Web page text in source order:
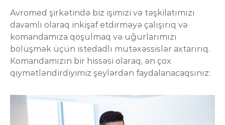
Avromed şirkətində biz işimizi və təşkilatımızı
davamlı olaraq inkişaf etdirməyə çalışırıq və
komandamıza qoşulmaq və uğurlarımızı
bölüşmək üçün istedadlı mütəxəssislər axtarırıq.
Komandamızın bir hissəsi olaraq, ən çox
qiymətləndirdiyimiz şeylərdən faydalanacaqsınız: